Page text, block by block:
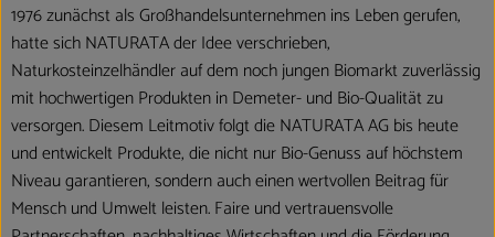
1976 zunächst als Großhandelsunternehmen ins Leben gerufen,
hatte sich NATURATA der Idee verschrieben,
Naturkosteinzelhändler auf dem noch jungen Biomarkt zuverlässig
mit hochwertigen Produkten in Demeter- und Bio-Qualität zu
versorgen. Diesem Leitmotiv folgt die NATURATA AG bis heute
und entwickelt Produkte, die nicht nur Bio-Genuss auf höchstem
Niveau garantieren, sondern auch einen wertvollen Beitrag für
Mensch und Umwelt leisten. Faire und vertrauensvolle